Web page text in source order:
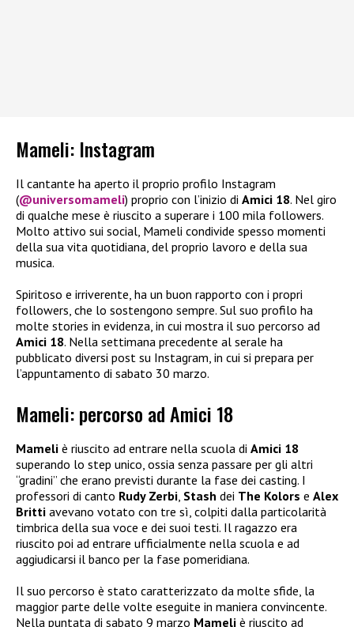
Mameli: Instagram
Il cantante ha aperto il proprio profilo Instagram
(@universomameli) proprio con l’inizio di Amici 18. Nel giro
di qualche mese è riuscito a superare i 100 mila followers.
Molto attivo sui social, Mameli condivide spesso momenti
della sua vita quotidiana, del proprio lavoro e della sua
musica.
Spiritoso e irriverente, ha un buon rapporto con i propri
followers, che lo sostengono sempre. Sul suo profilo ha
molte stories in evidenza, in cui mostra il suo percorso ad
Amici 18. Nella settimana precedente al serale ha
pubblicato diversi post su Instagram, in cui si prepara per
l’appuntamento di sabato 30 marzo.
Mameli: percorso ad Amici 18
Mameli è riuscito ad entrare nella scuola di Amici 18
superando lo step unico, ossia senza passare per gli altri
“gradini” che erano previsti durante la fase dei casting. I
professori di canto Rudy Zerbi Stash dei The Kolors e Alex
Britti avevano votato con tre sì, colpiti dalla particolarità
timbrica della sua voce e dei suoi testi. Il ragazzo era
riuscito poi ad entrare ufficialmente nella scuola e ad
aggiudicarsi il banco per la fase pomeridiana.
Il suo percorso è stato caratterizzato da molte sfide, la
maggior parte delle volte eseguite in maniera convincente.
Nella puntata di sabato 9 marzo Mameli è riuscito ad